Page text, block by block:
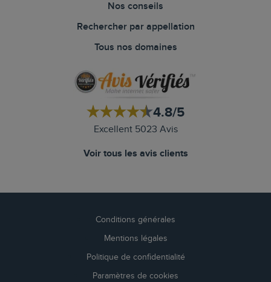
Nos conseils
Rechercher par appellation
Tous nos domaines
4.8/5
Excellent 5023 Avis
Voir tous les avis clients
Conditions générales
Mentions légales
Politique de confidentialité
Paramètres de cookies